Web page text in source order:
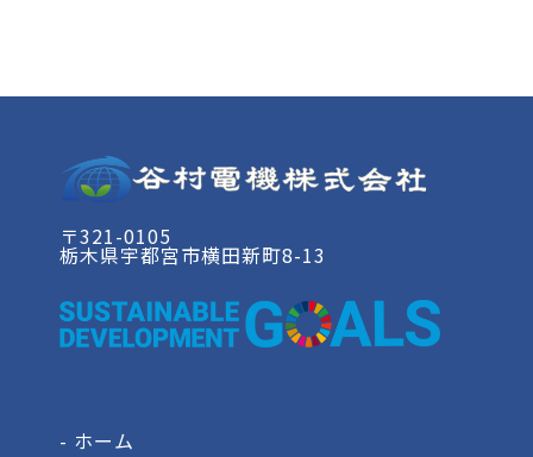
〒321-0105
栃木県宇都宮市横田新町8-13
- ホーム